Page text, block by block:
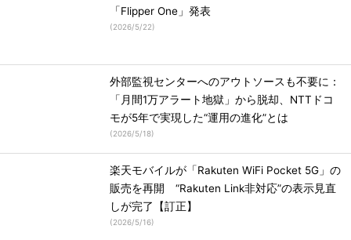
「Flipper One」発表
(2026/5/22)
外部監視センターへのアウトソースも不要に：
「月間1万アラート地獄」から脱却、NTTドコ
モが5年で実現した“運用の進化”とは
(2026/5/18)
楽天モバイルが「Rakuten WiFi Pocket 5G」の
販売を再開 “Rakuten Link非対応”の表示見直
しが完了【訂正】
(2026/5/16)